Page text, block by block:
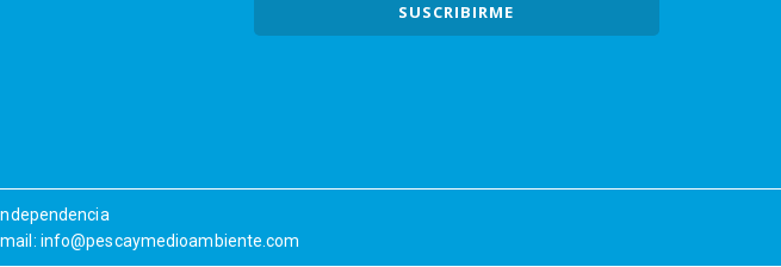
SUSCRIBIRME
info@pescaymedioambiente.com